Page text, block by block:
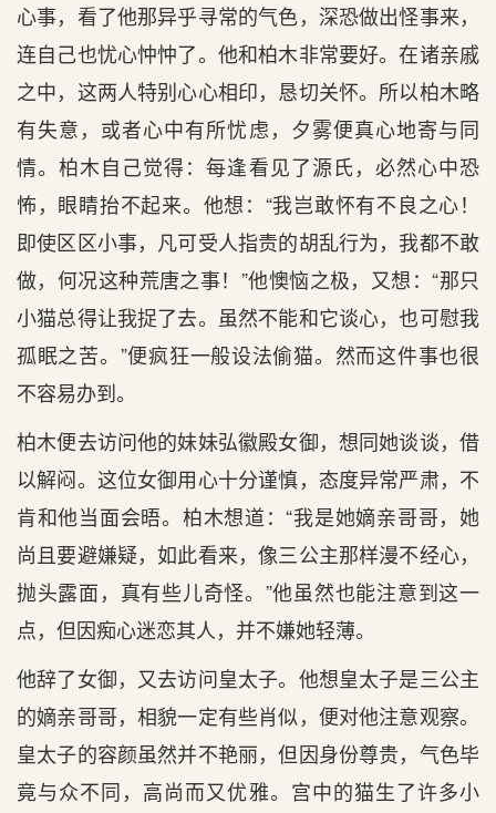
心事，看了他那异乎寻常的气色，深恐做出怪事来，
连自己也忧心忡忡了。他和柏木非常要好。在诸亲戚
之中，这两人特别心心相印，恳切关怀。所以柏木略
有失意，或者心中有所忧虑，夕雾便真心地寄与同
情。柏木自己觉得：每逢看见了源氏，必然心中恐
怖，眼睛抬不起来。他想：“我岂敢怀有不良之心！
即使区区小事，凡可受人指责的胡乱行为，我都不敢
做，何况这种荒唐之事！”他懊恼之极，又想：“那只
小猫总得让我捉了去。虽然不能和它谈心，也可慰我
孤眠之苦。”便疯狂一般设法偷猫。然而这件事也很
不容易办到。
柏木便去访问他的妹妹弘徽殿女御，想同她谈谈，借
以解闷。这位女御用心十分谨慎，态度异常严肃，不
肯和他当面会晤。柏木想道：“我是她嫡亲哥哥，她
尚且要避嫌疑，如此看来，像三公主那样漫不经心，
抛头露面，真有些儿奇怪。”他虽然也能注意到这一
点，但因痴心迷恋其人，并不嫌她轻薄。
他辞了女御，又去访问皇太子。他想皇太子是三公主
的嫡亲哥哥，相貌一定有些肖似，便对他注意观察。
皇太子的容颜虽然并不艳丽，但因身份尊贵，气色毕
竟与众不同，高尚而又优雅。宫中的猫生了许多小